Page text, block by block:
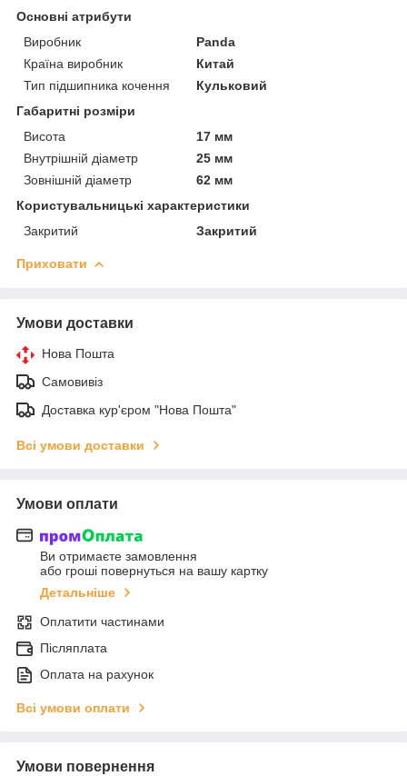
Основні атрибути
Виробник
Panda
Країна виробник
Китай
Тип підшипника кочення
Кульковий
Габаритні розміри
Висота
17 мм
Внутрішній діаметр
25 мм
Зовнішній діаметр
62 мм
Користувальницькі характеристики
Закритий
Закритий
Приховати
Умови доставки
Нова Пошта
Самовивіз
Доставка кур'єром "Нова Пошта"
Всі умови доставки
Умови оплати
Ви отримаєте замовлення
або гроші повернуться на вашу картку
Детальніше
Оплатити частинами
Післяплата
Оплата на рахунок
Всі умови оплати
Умови повернення